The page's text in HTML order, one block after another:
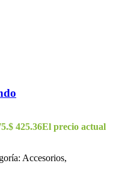
$ 425.36El precio actual
Accesorios,